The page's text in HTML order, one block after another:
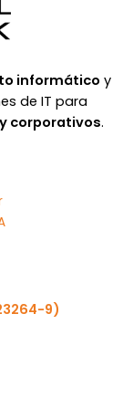
informático y
de IT para
corporativos.
9)